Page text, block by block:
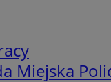
Miejska